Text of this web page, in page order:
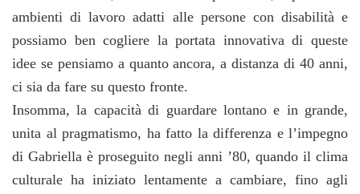
ambienti di lavoro adatti alle persone con disabilità e
possiamo ben cogliere la portata innovativa di queste
idee se pensiamo a quanto ancora, a distanza di 40 anni,
ci sia da fare su questo fronte.
Insomma, la capacità di guardare lontano e in grande,
unita al pragmatismo, ha fatto la differenza e l’impegno
di Gabriella è proseguito negli anni ’80, quando il clima
culturale ha iniziato lentamente a cambiare, fino agli